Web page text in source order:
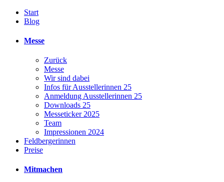
Start
Blog
Messe
Zurück
Messe
Wir sind dabei
Infos für Ausstellerinnen 25
Anmeldung Ausstellerinnen 25
Downloads 25
Messeticker 2025
Team
Impressionen 2024
Feldbergerinnen
Preise
Mitmachen